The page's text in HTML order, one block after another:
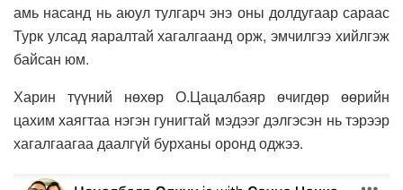
амь насанд нь аюул тулгарч энэ оны долдугаар сараас
Турк улсад яаралтай хагалгаанд орж, эмчилгээ хийлгэж
байсан юм.
Харин түүний нөхөр О.Цацалбаяр өчигдөр өөрийн
цахим хаягтаа нэгэн гунигтай мэдээг дэлгэсэн нь тэрээр
хагалгаагаа даалгүй бурханы оронд оджээ.